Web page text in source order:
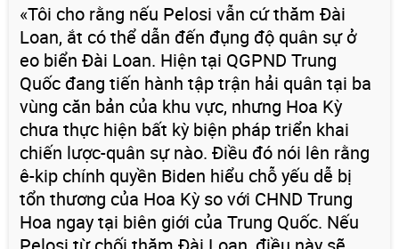
«Tôi cho rằng nếu Pelosi vẫn cứ thăm Đài
Loan, ắt có thể dẫn đến đụng độ quân sự ở
eo biển Đài Loan. Hiện tại QGPND Trung
Quốc đang tiến hành tập trận hải quân tại ba
vùng căn bản của khu vực, nhưng Hoa Kỳ
chưa thực hiện bất kỳ biện pháp triển khai
chiến lược-quân sự nào. Điều đó nói lên rằng
ê-kip chính quyền Biden hiểu chỗ yếu dễ bị
tổn thương của Hoa Kỳ so với CHND Trung
Hoa ngay tại biên giới của Trung Quốc. Nếu